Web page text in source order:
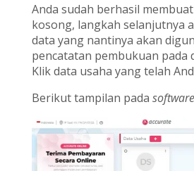
Anda sudah berhasil
kosong, langkah selanjutnya
data yang nantinya akan
pencatatan pembukuan pada
Klik data usaha yang telah
Berikut tampilan pada software